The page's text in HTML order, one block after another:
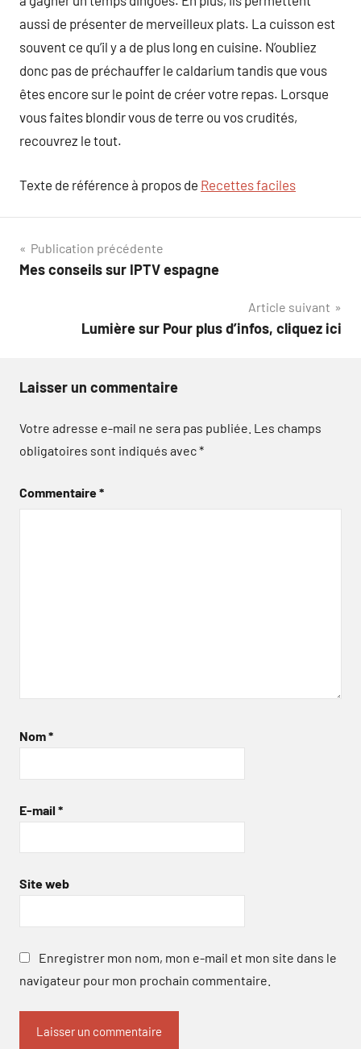
aussi de présenter de merveilleux plats. La cuisson est
souvent ce qu’il y a de plus long en cuisine. N’oubliez
donc pas de préchauffer le caldarium tandis que vous
êtes encore sur le point de créer votre repas. Lorsque
vous faites blondir vous de terre ou vos crudités,
recouvrez le tout.
Texte de référence à propos de Recettes faciles
Navigation
de
Publication précédente
Mes conseils sur IPTV espagne
Article suivant
Lumière sur Pour plus d’infos, cliquez ici
Laisser un commentaire
Votre adresse e-mail ne sera pas publiée. Les champs
obligatoires sont indiqués avec*
Commentaire*
Nom*
E-mail *
Site web
Enregistrer mon nom, mon e-mail et mon site dans le
navigateur pour mon prochain commentaire.